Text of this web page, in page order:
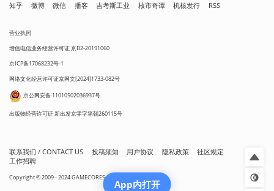
知乎 微博 微信 播客 吉考斯工业 核市奇谭 机核发行 RSS
营业执照
增值电信业务经营许可证 京B2-20191060
京ICP备17068232号-1
网络文化经营许可证京网文[2024]1733-082号
京公网安备 11010502036937号
出版物经营许可证 新出发京零字第朝260115号
联系我们 / CONTACT US 投稿须知 用户协议 隐私政策
社区规定
工作招聘
Copyright © 2009 - 2024 GAMECORES. All Rights Reserved
App内打开